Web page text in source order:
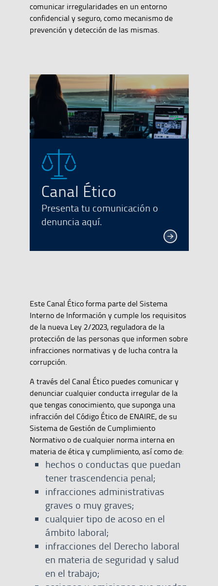
comunicar irregularidades en un entorno
confidencial y seguro, como mecanismo de
prevención y detección de las mismas.
Canal Ético
Presenta tu comunicación o
denuncia aquí.
Este Canal Ético forma parte del Sistema
Interno de Información y cumple los requisitos
de la nueva Ley 2/2023, reguladora de la
protección de las personas que informen sobre
infracciones normativas y de lucha contra la
corrupción.
A través del Canal Ético puedes comunicar y
denunciar cualquier conducta irregular de la
que tengas conocimiento, que suponga una
infracción del Código Ético de ENAIRE, de su
Sistema de Gestión de Cumplimiento
Normativo o de cualquier norma interna en
materia de ética y cumplimiento, así como de:
hechos o conductas que puedan
tener trascendencia penal;
infracciones administrativas
graves o muy graves;
cualquier tipo de acoso en el
ámbito laboral;
infracciones del Derecho laboral
en materia de seguridad y salud
en el trabajo;